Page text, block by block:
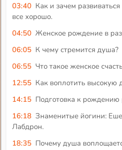
03:40 Как и зачем
все хорошо.
04:50 Женское рождение в
06:05 К чему стремится душа?
06:55 Что такое женское
12:55 Как воплотить высокую
14:15 Подготовка к рождению
16:18 Знаменитые йогини:
Лабдрон.
18:35 Почему душа